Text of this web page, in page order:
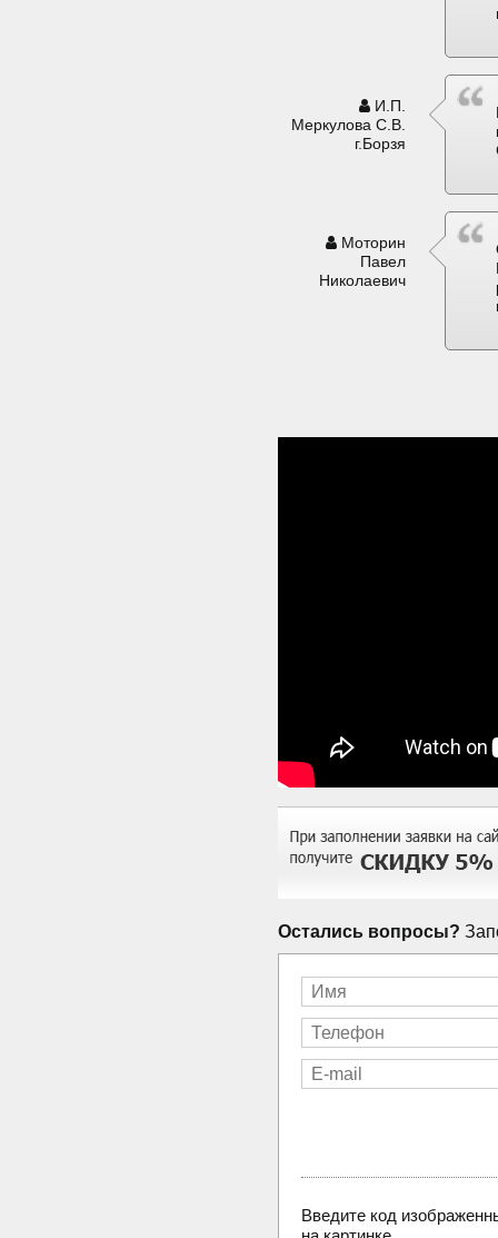
И.П.
Меркулова С.В.
г.Борзя
Моторин
Павел
Николаевич
Остались вопросы?
Введите код